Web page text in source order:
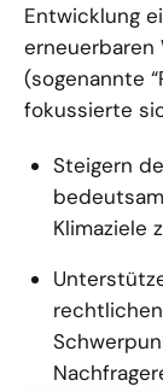
Entwicklung
erneuerbaren
(sogenannte
fokussierte
Steigern
Klimaziele